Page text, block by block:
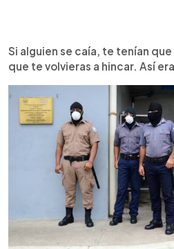
Si alguien se caía, te tenían
que te volvieras a hincar. Así